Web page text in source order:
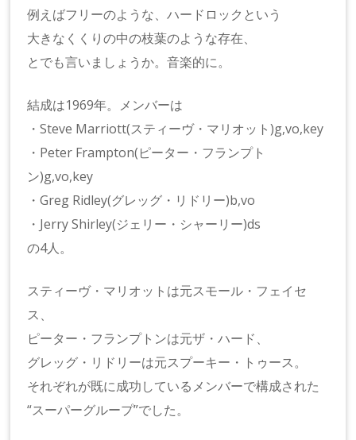
例えばフリーのような、ハードロックという
大きなくくりの中の枝葉のような存在、
とでも言いましょうか。音楽的に。
結成は1969年。メンバーは
・Steve Marriott(スティーヴ・マリオット)g,vo,key
・Peter Frampton(ピーター・フランプト
ン)g,vo,key
・Greg Ridley(グレッグ・リドリー)b,vo
・Jerry Shirley(ジェリー・シャーリー)ds
の4人。
スティーヴ・マリオットは元スモール・フェイセ
ス、
ピーター・フランプトンは元ザ・ハード、
グレッグ・リドリーは元スプーキー・トゥース。
それぞれが既に成功しているメンバーで構成された
“スーパーグループ”でした。